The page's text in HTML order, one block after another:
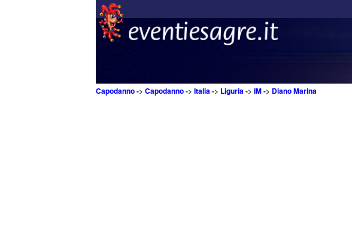
Capodanno-> Capodanno-> Italia-> Liguria-> IM-> Diano Marina